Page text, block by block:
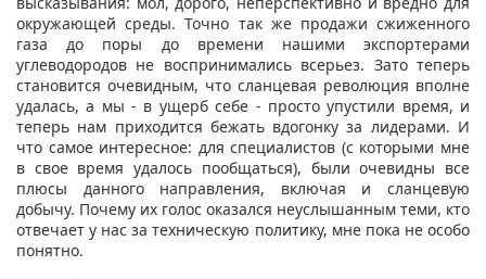
окружающей среды. Точно так же продажи сжиженного
газа до поры до времени нашими экспортерами
углеводородов не воспринимались всерьез. Зато теперь
становится очевидным, что сланцевая революция вполне
удалась, а мы - в ущерб себе - просто упустили время, и
теперь нам приходится бежать вдогонку за лидерами. И
что самое интересное: для специалистов (с которыми мне
в свое время удалось пообщаться), были очевидны все
плюсы данного направления, включая и сланцевую
добычу. Почему их голос оказался неуслышанным теми, кто
отвечает у нас за техническую политику, мне пока не особо
понятно.